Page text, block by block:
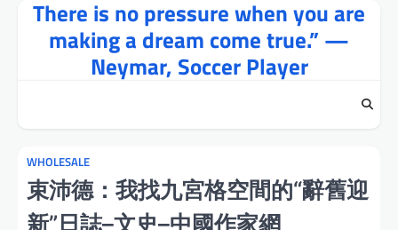
There is no pressure when you are
making a dream come true.” —
Neymar, Soccer Player
WHOLESALE
束沛德：我找九宮格空間的“辭舊迎
新”日誌–文史–中國作家網